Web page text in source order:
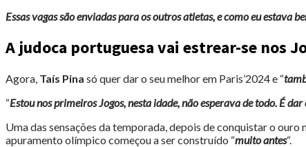
Essas vagas são enviadas para os outros atletas, e como eu
A judoca portuguesa vai estrear-se nos
Agora, Taís Pina só quer dar o seu melhor em Paris’2024 e “
“Estou nos primeiros Jogos, nesta idade, não esperava de todo. É
Uma das sensações da temporada, depois de conquistar o
apuramento olímpico começou a ser construído “muito antes“.